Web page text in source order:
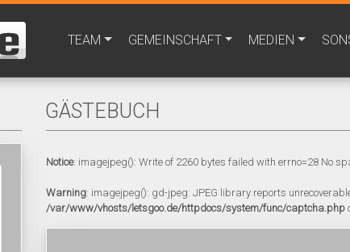
TEAM GEMEINSCHAFT MEDIEN
GÄSTEBUCH
Notice: imagejpeg(): Write of 2260 bytes failed with errno=28 No
Warning: imagejpeg(): gd-jpeg: JPEG library reports
/var/www/vhosts/letsgoo.de/httpdocs/system/func/captcha.php